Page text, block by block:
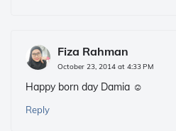
Fiza Rahman
October 23, 2014 at 4:33 PM
Happy born day Damia ☺
Reply